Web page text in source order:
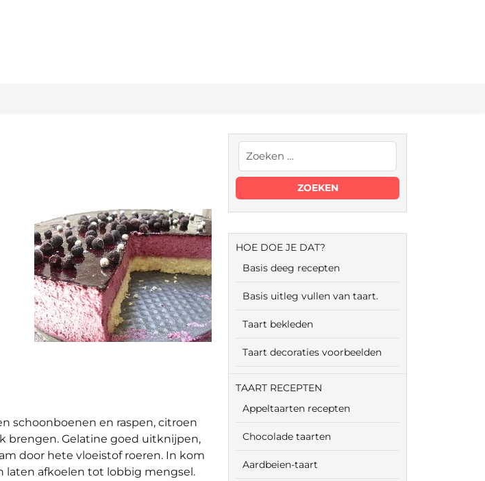
schoonboenen en raspen, citroen
brengen. Gelatine goed uitknijpen,
door hete vloeistof roeren. In kom
laten afkoelen tot lobbig mengsel.
HOE DOE JE DAT?
Basis deeg recepten
Basis uitleg vullen van taart.
Taart bekleden
Taart decoraties voorbeelden
TAART RECEPTEN
Appeltaarten recepten
Chocolade taarten
Aardbeien-taart